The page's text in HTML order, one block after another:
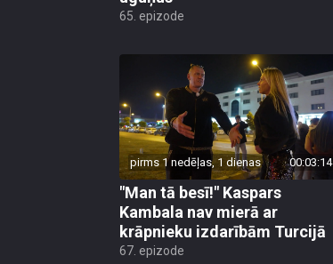
65. epizode
pirms 1 nedēļas, 1 dienas 00:03:14
"Man tā besī!" Kaspars
Kambala nav mierā ar
krāpnieku izdarībām Turcijā
67. epizode